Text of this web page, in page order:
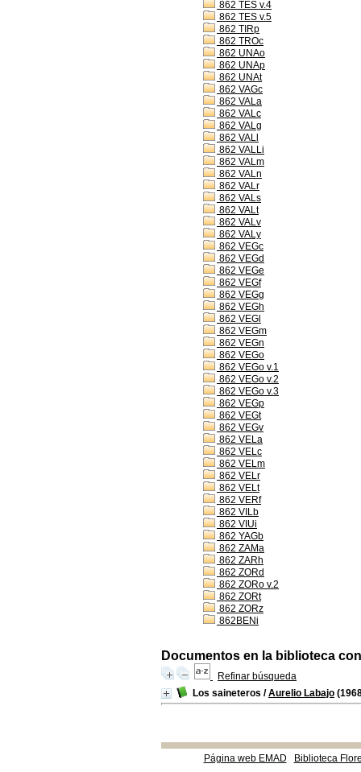
862 TES v.4
862 TES v.5
862 TIRp
862 TROc
862 UNAo
862 UNAp
862 UNAt
862 VAGc
862 VALa
862 VALc
862 VALg
862 VALl
862 VALLi
862 VALm
862 VALn
862 VALr
862 VALs
862 VALt
862 VALv
862 VALy
862 VEGc
862 VEGd
862 VEGe
862 VEGf
862 VEGg
862 VEGh
862 VEGl
862 VEGm
862 VEGn
862 VEGo
862 VEGo v.1
862 VEGo v.2
862 VEGo v.3
862 VEGp
862 VEGt
862 VEGv
862 VELa
862 VELc
862 VELm
862 VELr
862 VELt
862 VERf
862 VILb
862 VIUi
862 YAGb
862 ZAMa
862 ZARh
862 ZORd
862 ZORo v.2
862 ZORt
862 ZORz
862BENi
Documentos en la biblioteca
Refinar búsqueda
Los saineteros /Aurelio Labajo
Página web EMAD Biblioteca